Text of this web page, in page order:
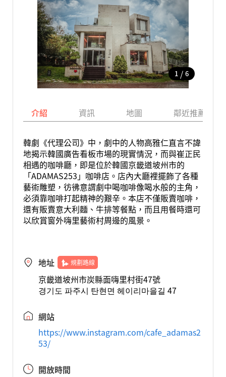
1 / 6
介紹 資訊 地圖 鄰近推薦景點
韓劇《代理公司》中，劇中的人物高雅仁直言不諱
地揭示韓國廣告看板市場的現實情況，而與崔正民
相遇的咖啡廳，即是位於韓國京畿道坡州市的
「ADAMAS253」咖啡店。店內大廳裡擺飾了各種
藝術雕塑，彷彿意謂劇中喝咖啡像喝水般的主角，
必須靠咖啡打起精神的艱辛。本店不僅販賣咖啡，
還有販賣意大利麵、牛排等餐點，而且用餐時還可
以欣賞窗外嗨里藝術村周邊的風景。
地址 規劃路線
京畿道坡州市炭縣面嗨里村街47號
경기도 파주시 탄현면 헤이리마을길 47
網站
https://www.instagram.com/cafe_adamas2
53/
開放時間